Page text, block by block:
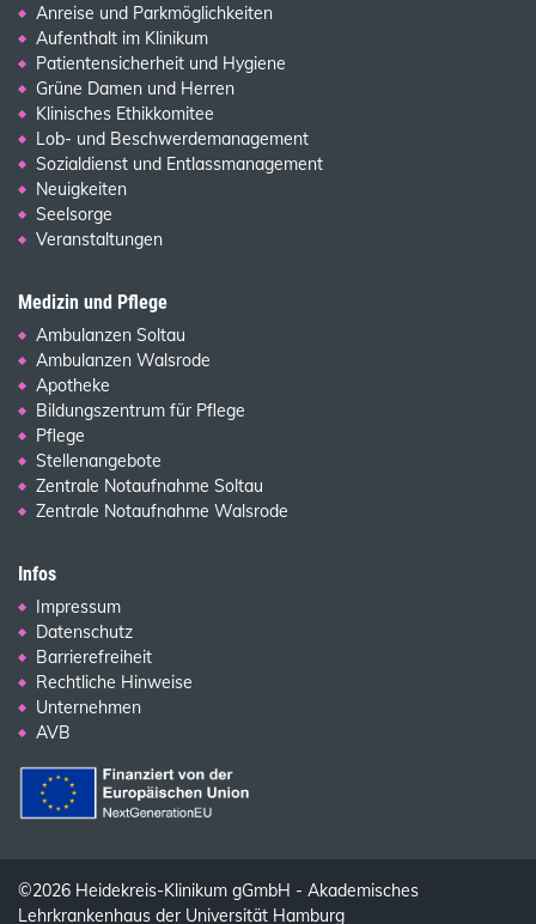
Anreise und Parkmöglichkeiten
Aufenthalt im Klinikum
Patientensicherheit und Hygiene
Grüne Damen und Herren
Klinisches Ethikkomitee
Lob- und Beschwerdemanagement
Sozialdienst und Entlassmanagement
Neuigkeiten
Seelsorge
Veranstaltungen
Medizin und Pflege
Ambulanzen Soltau
Ambulanzen Walsrode
Apotheke
Bildungszentrum für Pflege
Pflege
Stellenangebote
Zentrale Notaufnahme Soltau
Zentrale Notaufnahme Walsrode
Infos
Impressum
Datenschutz
Barrierefreiheit
Rechtliche Hinweise
Unternehmen
AVB
©2026 Heidekreis-Klinikum gGmbH - Akademisches
Lehrkrankenhaus der Universität Hamburg